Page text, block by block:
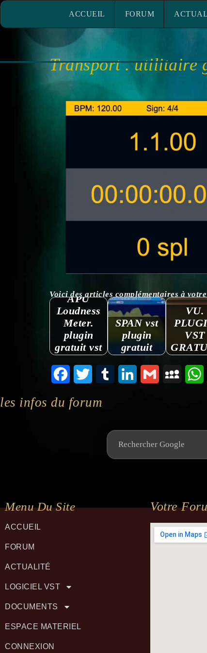
ACCUEIL FORUM ACTUALITÉ
Transport . utilitaire
Voici des articles complémentaires à
APU
Loudness
Meter.
plugin
gratuit vst
SPAN vst
plugin
gratuit
VU.
VST
FacebookTwitter Tumblr LinkedInGmail
les infos du forum
Menu Du Site
ACCUEIL
FORUM
ACTUALITÉ
LOGICIEL VST
DOCUMENTS
ESPACE MATERIEL
CONNEXION
Votre
ACCUEIL FORUM